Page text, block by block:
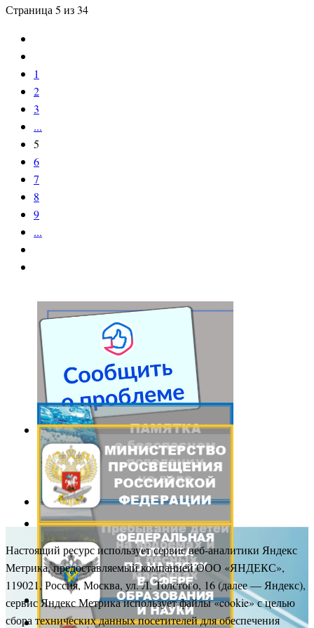
Страница 5 из 34
1
2
3
...
5
6
7
8
9
...
Настоящий ресурс использует сервис веб-аналитики Яндекс
Метрика, предоставляемый компанией ООО «ЯНДЕКС»,
119021, Россия, Москва, ул. Л. Толстого, 16 (далее — Яндекс),
сервис Яндекс Метрика использует файлы «cookie» с целью
сбора технических данных посетителей для обеспечения